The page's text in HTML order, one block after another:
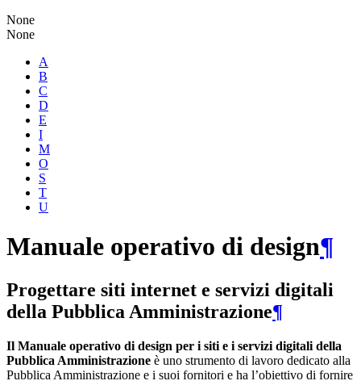
None
None
A
B
C
D
E
I
M
O
S
T
U
Manuale operativo di design¶
Progettare siti internet e servizi digitali
della Pubblica Amministrazione¶
Il Manuale operativo di design per i siti e i servizi digitali della
Pubblica Amministrazione è uno strumento di lavoro dedicato alla
Pubblica Amministrazione e i suoi fornitori e ha l’obiettivo di fornire